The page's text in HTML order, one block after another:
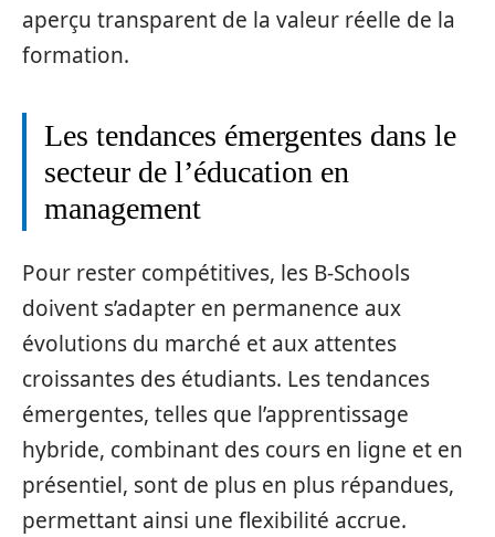
aperçu transparent de la valeur réelle de la
formation.
Les tendances émergentes dans le
secteur de l’éducation en
management
Pour rester compétitives, les B-Schools
doivent s’adapter en permanence aux
évolutions du marché et aux attentes
croissantes des étudiants. Les tendances
émergentes, telles que l’apprentissage
hybride, combinant des cours en ligne et en
présentiel, sont de plus en plus répandues,
permettant ainsi une flexibilité accrue.